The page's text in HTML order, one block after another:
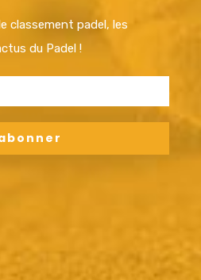
classement padel, les
du Padel !